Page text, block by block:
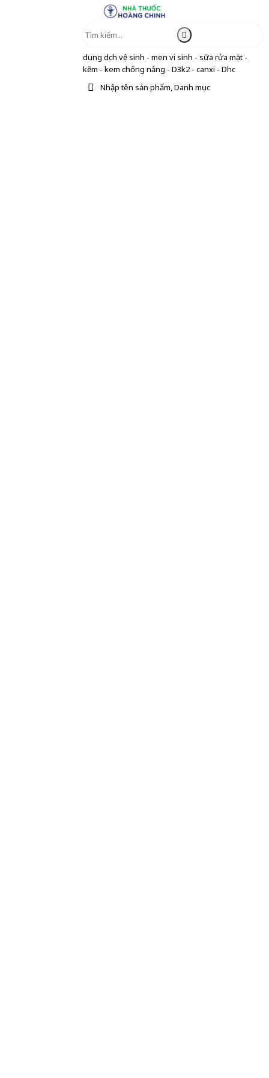
dung dịch vệ sinh - men vi sinh - sữa rửa mặt -
kẽm - kem chống nắng - D3k2 - canxi - Dhc
Nhập tên sản phẩm, Danh mục